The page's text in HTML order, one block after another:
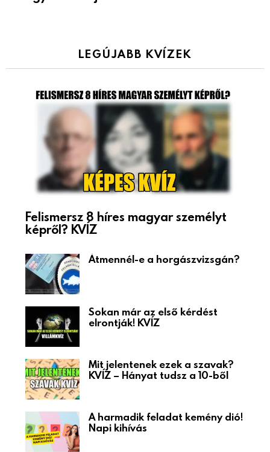
LEGÚJABB KVÍZEK
Felismersz 8 híres magyar személyt
képről? KVÍZ
Átmennél-e a horgászvizsgán?
Sokan már az első kérdést
elrontják! KVÍZ
Mit jelentenek ezek a szavak?
KVÍZ – Hányat tudsz a 10-ből
A harmadik feladat kemény dió!
Napi kihívás